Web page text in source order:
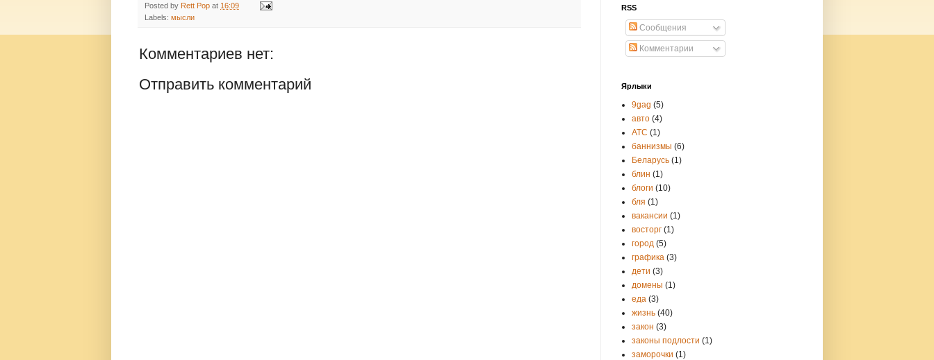
Posted by Rett Pop at 16:09
Labels: мысли
Комментариев нет:
Отправить комментарий
RSS
Сообщения
Комментарии
Ярлыки
9gag (5)
авто (4)
АТС (1)
баннизмы (6)
Беларусь (1)
блин (1)
блоги (10)
бля (1)
вакансии (1)
восторг (1)
город (5)
графика (3)
дети (3)
домены (1)
еда (3)
жизнь (40)
закон (3)
законы подлости (1)
заморочки (1)